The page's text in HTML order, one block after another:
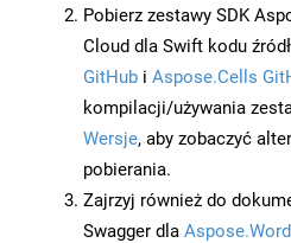
Pobierz zestawy SDK
Cloud dla Swift kodu
GitHub i Aspose.Cells
kompilacji/używania
Wersje, aby zobaczyć
pobierania.
Zajrzyj również do
Swagger dla